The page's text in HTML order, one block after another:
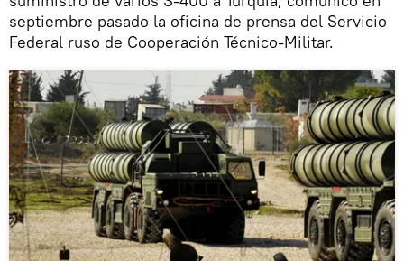
septiembre pasado la oficina de prensa del Servicio
Federal ruso de Cooperación Técnico-Militar.